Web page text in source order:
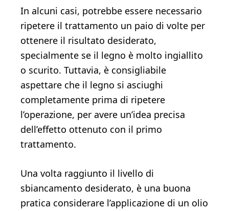
In alcuni casi, potrebbe essere necessario
ripetere il trattamento un paio di volte per
ottenere il risultato desiderato,
specialmente se il legno è molto ingiallito
o scurito. Tuttavia, è consigliabile
aspettare che il legno si asciughi
completamente prima di ripetere
l’operazione, per avere un’idea precisa
dell’effetto ottenuto con il primo
trattamento.
Una volta raggiunto il livello di
sbiancamento desiderato, è una buona
pratica considerare l’applicazione di un olio